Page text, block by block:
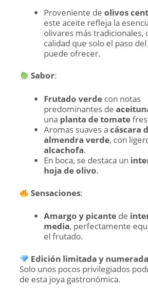
Proveniente de olivos
este aceite refleja la
olivares más tradicionales,
calidad que solo el paso
puede ofrecer.
Sabor:
Frutado verdecon notas
predominantes de
una planta de tomate
Aromas suaves a cáscara
almendra verde, con
alcachofa.
En boca, se destaca un
hoja de olivo.
Sensaciones:
Amargo y picantede
media, perfectamente
el frutado.
Edición limitada y numerada
Solo unos pocos privilegiados
de esta joya gastronómica.